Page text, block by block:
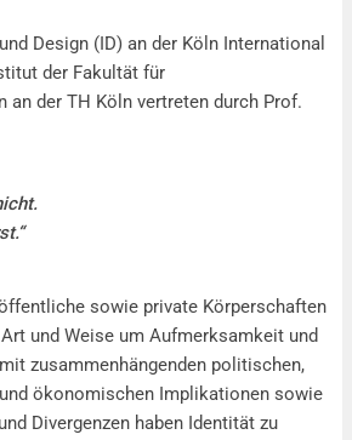
Expertise (ID)
Design (ID) an der Köln International
der Fakultät für
an der TH Köln vertreten durch Prof.
sowie private Körperschaften
und Weise um Aufmerksamkeit und
zusammenhängenden politischen,
ökonomischen Implikationen sowie
Divergenzen haben Identität zu